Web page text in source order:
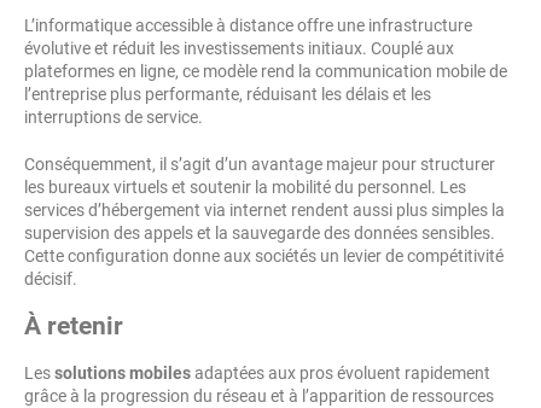
L’informatique accessible à distance offre une infrastructure
évolutive et réduit les investissements initiaux. Couplé aux
plateformes en ligne, ce modèle rend la communication mobile de
l’entreprise plus performante, réduisant les délais et les
interruptions de service.
Conséquemment, il s’agit d’un avantage majeur pour structurer
les bureaux virtuels et soutenir la mobilité du personnel. Les
services d’hébergement via internet rendent aussi plus simples la
supervision des appels et la sauvegarde des données sensibles.
Cette configuration donne aux sociétés un levier de compétitivité
décisif.
À retenir
Lessolutions mobilesadaptées aux pros évoluent rapidement
grâce à la progression du réseau et à l’apparition de ressources